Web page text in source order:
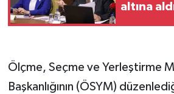
altına
Ölçme, Seçme ve Yerleştirme
Başkanlığının (ÖSYM)